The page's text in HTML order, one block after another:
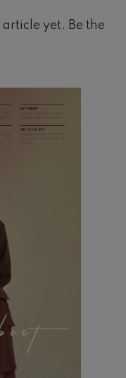
article yet. Be the